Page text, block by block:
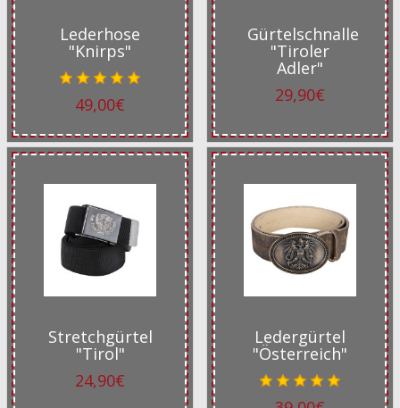
Lederhose
"Knirps"
49,00€
Gürtelschnalle
"Tiroler
Adler"
29,90€
Stretchgürtel
"Tirol"
24,90€
Ledergürtel
"Österreich"